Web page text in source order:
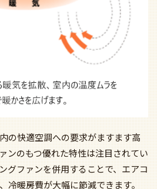
の快適空調への要求がますます高
ンのもつ優れた特性は注目されてい
グファンを併用することで、エアコ
冷暖房費が大幅に節減できます。